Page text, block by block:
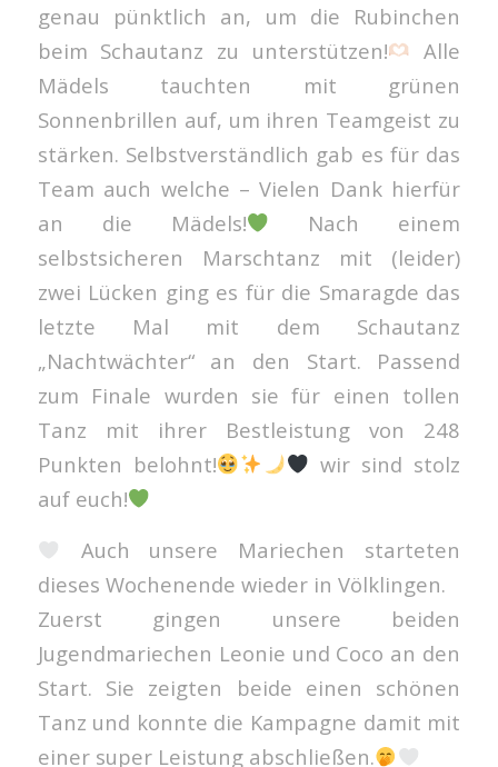
genau pünktlich an, um die Rubinchen
beim Schautanz zu unterstützen!
Alle
Mädels tauchten mit grünen
Sonnenbrillen auf, um ihren Teamgeist zu
stärken. Selbstverständlich gab es für das
Team auch welche – Vielen Dank hierfür
an die Mädels!
Nach einem
selbstsicheren Marschtanz mit (leider)
zwei Lücken ging es für die Smaragde das
letzte Mal mit dem Schautanz
„Nachtwächter“ an den Start. Passend
zum Finale wurden sie für einen tollen
Tanz mit ihrer Bestleistung von 248
Punkten belohnt!
wir sind stolz
auf euch!
Auch unsere Mariechen starteten
dieses Wochenende wieder in Völklingen.
Zuerst gingen unsere beiden
Jugendmariechen Leonie und Coco an den
Start. Sie zeigten beide einen schönen
Tanz und konnte die Kampagne damit mit
einer super Leistung abschließen.